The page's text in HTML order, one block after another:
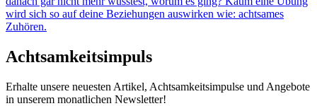
wird sich so auf deine Beziehungen auswirken wie: achtsames
Zuhören.
Achtsamkeitsimpuls
Erhalte unsere neuesten Artikel, Achtsamkeitsimpulse und Angebote
in unserem monatlichen Newsletter!